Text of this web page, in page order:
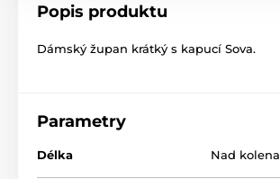
Popis produktu
Dámský župan krátký s kapucí Sova.
Parametry
Délka Nad kolena